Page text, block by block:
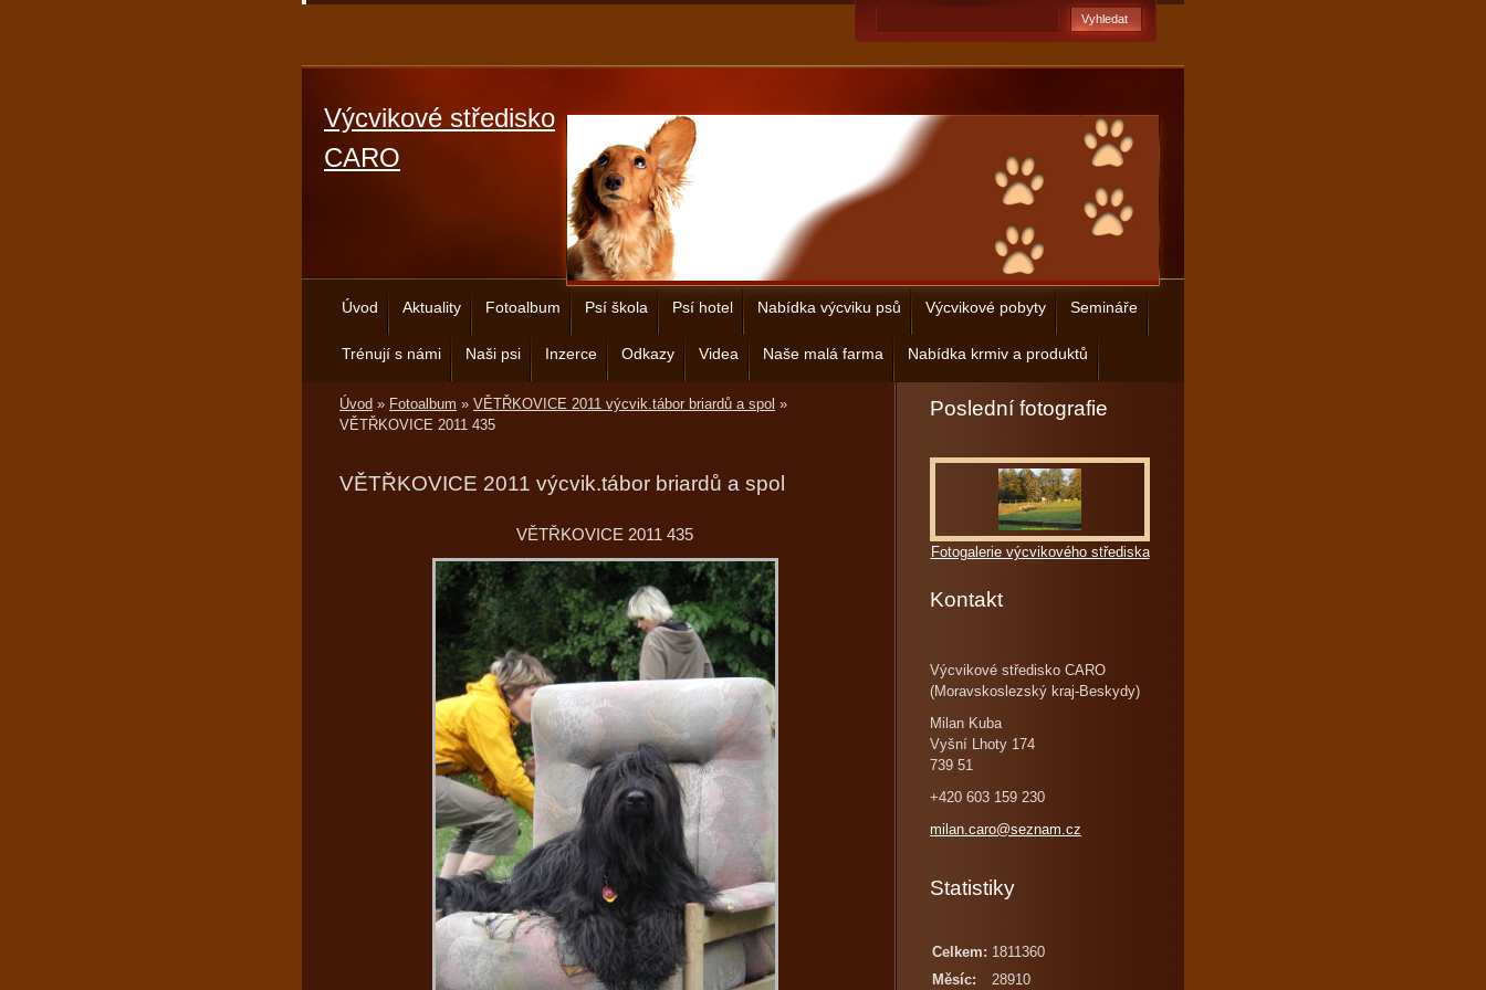
Výcvikové středisko
CARO
Úvod Aktuality Fotoalbum Psí škola Psí hotel Nabídka výcviku psů Výcvikové pobyty Semináře
Trénují s námi Naši psi Inzerce Odkazy Videa Naše malá farma Nabídka krmiv a produktů
Úvod » Fotoalbum » VĚTŘKOVICE 2011 výcvik.tábor briardů a spol »
VĚTŘKOVICE 2011 435
VĚTŘKOVICE 2011 výcvik.tábor briardů a spol
VĚTŘKOVICE 2011 435
Poslední fotografie
Fotogalerie výcvikového střediska
Kontakt
Výcvikové středisko CARO
(Moravskoslezský kraj-Beskydy)
Milan Kuba
Vyšní Lhoty 174
739 51
+420 603 159 230
milan.caro@seznam.cz
Statistiky
Celkem: 1811360
Měsíc:
28910